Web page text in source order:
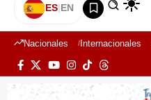
ES|EN
Nacionales Internacionales